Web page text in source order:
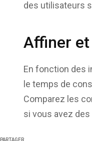
PARTAGER
des utilisateurs
Affiner
En fonction des
le temps de
Comparez les
si vous avez